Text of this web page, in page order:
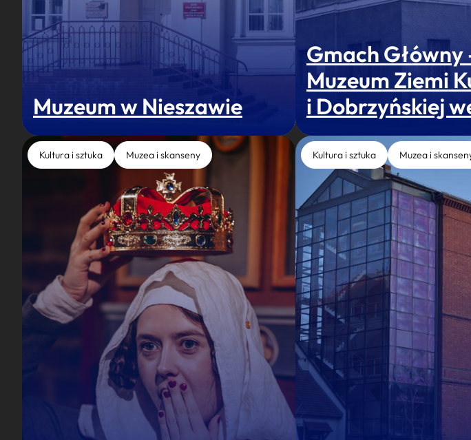
Muzeum w Nieszawie
Gmach Główny
Muzeum Ziemi
i Dobrzyńskiej
Kultura i sztuka Muzea i skanseny Kultura i sztuka Muzea i